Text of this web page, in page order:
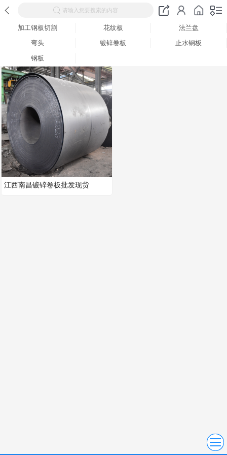
请输入您要搜索的内容
加工钢板切割 花纹板
法兰盘
弯头
镀锌卷板
止水钢板
钢板
江西南昌镀锌卷板批发现货